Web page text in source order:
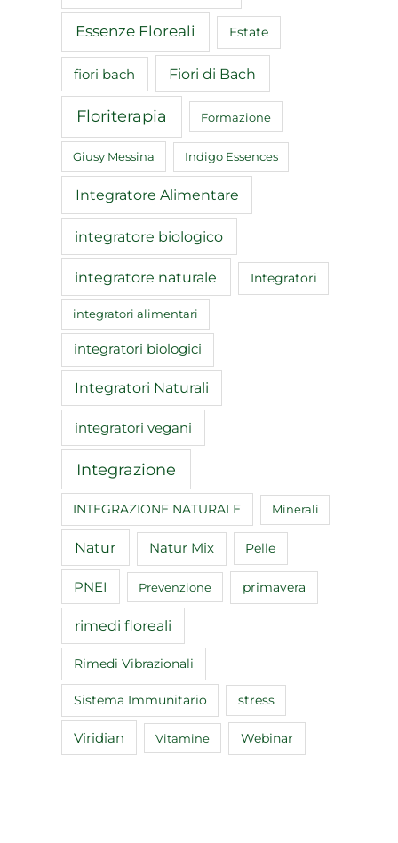
Essenze Floreali Estate
fiori bach Fiori di Bach
Floriterapia Formazione
Giusy Messina Indigo Essences
Integratore Alimentare
integratore biologico
integratore naturale Integratori
integratori alimentari
integratori biologici
Integratori Naturali
integratori vegani
Integrazione
INTEGRAZIONE NATURALE Minerali
Natur Natur Mix Pelle
PNEI Prevenzione primavera
rimedi floreali
Rimedi Vibrazionali
Sistema Immunitario stress
Viridian Vitamine Webinar